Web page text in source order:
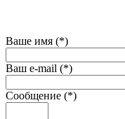
Ваше имя (*)
Ваш e-mail (*)
Сообщение (*)